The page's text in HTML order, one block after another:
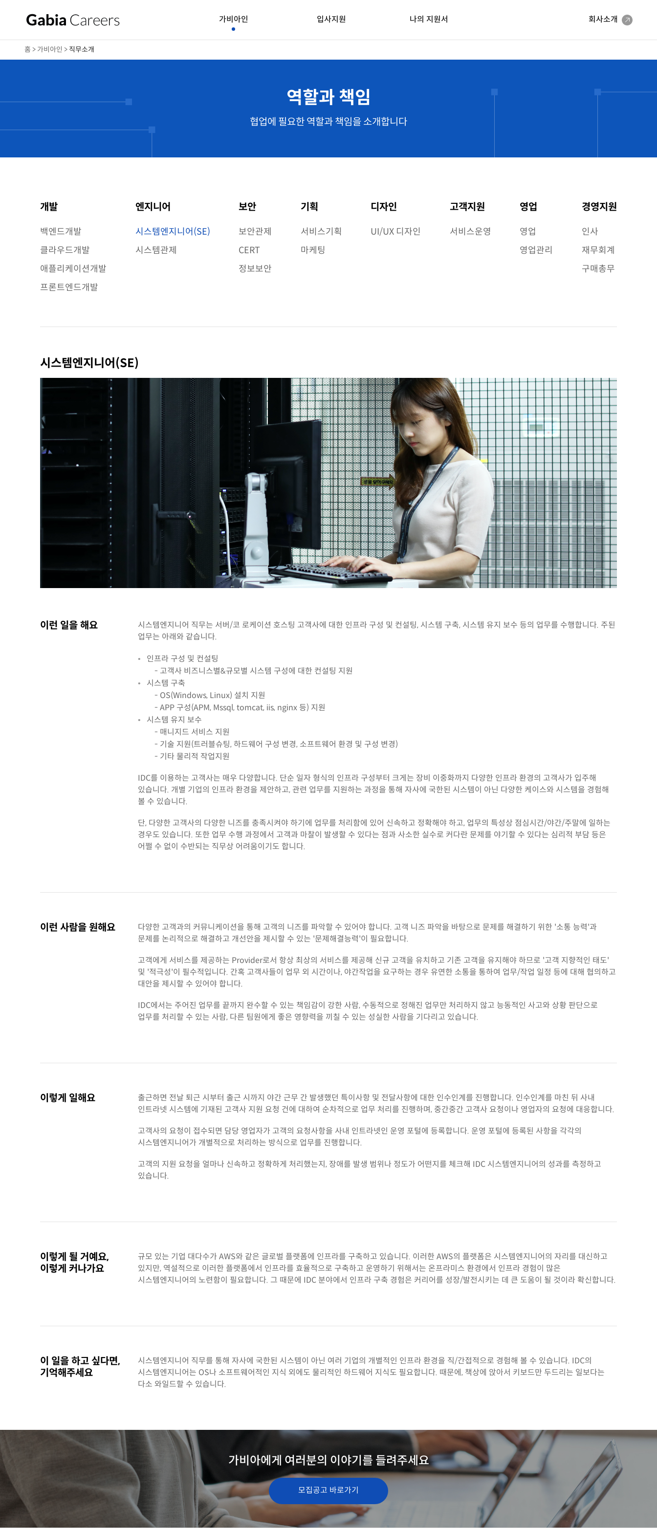
가비아인 입사지원 나의 지원서 회사소개
홈 > 가비아인 > 직무소개
역할과 책임
협업에 필요한 역할과 책임을 소개합니다
개발
백엔드개발
클라우드개발
애플리케이션개발
프론트엔드개발
엔지니어
시스템엔지니어(SE)
시스템관제
보안
보안관제
CERT
정보보안
기획
서비스기획
마케팅
디자인
UI/UX 디자인
고객지원
서비스운영
영업
영업
영업관리
경영지원
인사
재무회계
구매총무
시스템엔지니어(SE)
이런 일을 해요
시스템엔지니어 직무는 서버/코 로케이션 호스팅 고객사에 대한 인프라 구성 및 컨설팅, 시스템 구축, 시스템 유지 보수 등의 업무를 수행합니다. 주된
업무는 아래와 같습니다.
인프라 구성 및 컨설팅
- 고객사 비즈니스별&규모별 시스템 구성에 대한 컨설팅 지원
시스템 구축
- OS(Windows, Linux) 설치 지원
- APP 구성(APM, Mssql, tomcat, iis, nginx 등) 지원
시스템 유지 보수
- 매니지드 서비스 지원
- 기술 지원(트러블슈팅, 하드웨어 구성 변경, 소프트웨어 환경 및 구성 변경)
- 기타 물리적 작업지원
IDC를 이용하는 고객사는 매우 다양합니다. 단순 일자 형식의 인프라 구성부터 크게는 장비 이중화까지 다양한 인프라 환경의 고객사가 입주해
있습니다. 개별 기업의 인프라 환경을 제안하고, 관련 업무를 지원하는 과정을 통해 자사에 국한된 시스템이 아닌 다양한 케이스와 시스템을 경험해
볼 수 있습니다.
단, 다양한 고객사의 다양한 니즈를 충족시켜야 하기에 업무를 처리함에 있어 신속하고 정확해야 하고, 업무의 특성상 점심시간/야간/주말에 일하는
경우도 있습니다. 또한 업무 수행 과정에서 고객과 마찰이 발생할 수 있다는 점과 사소한 실수로 커다란 문제를 야기할 수 있다는 심리적 부담 등은
어쩔 수 없이 수반되는 직무상 어려움이기도 합니다.
이런 사람을 원해요
다양한 고객과의 커뮤니케이션을 통해 고객의 니즈를 파악할 수 있어야 합니다. 고객 니즈 파악을 바탕으로 문제를 해결하기 위한 '소통 능력'과
문제를 논리적으로 해결하고 개선안을 제시할 수 있는 '문제해결능력'이 필요합니다.
고객에게 서비스를 제공하는 Provider로서 항상 최상의 서비스를 제공해 신규 고객을 유치하고 기존 고객을 유지해야 하므로 '고객 지향적인 태도'
및 '적극성'이 필수적입니다. 간혹 고객사들이 업무 외 시간이나, 야간작업을 요구하는 경우 유연한 소통을 통하여 업무/작업 일정 등에 대해 협의하고
대안을 제시할 수 있어야 합니다.
IDC에서는 주어진 업무를 끝까지 완수할 수 있는 책임감이 강한 사람, 수동적으로 정해진 업무만 처리하지 않고 능동적인 사고와 상황 판단으로
업무를 처리할 수 있는 사람, 다른 팀원에게 좋은 영향력을 끼칠 수 있는 성실한 사람을 기다리고 있습니다.
이렇게 일해요
출근하면 전날 퇴근 시부터 출근 시까지 야간 근무 간 발생했던 특이사항 및 전달사항에 대한 인수인계를 진행합니다. 인수인계를 마친 뒤 사내
인트라넷 시스템에 기재된 고객사 지원 요청 건에 대하여 순차적으로 업무 처리를 진행하며, 중간중간 고객사 요청이나 영업자의 요청에 대응합니다.
고객사의 요청이 접수되면 담당 영업자가 고객의 요청사항을 사내 인트라넷인 운영 포털에 등록합니다. 운영 포털에 등록된 사항을 각각의
시스템엔지니어가 개별적으로 처리하는 방식으로 업무를 진행합니다.
고객의 지원 요청을 얼마나 신속하고 정확하게 처리했는지, 장애를 발생 범위나 정도가 어떤지를 체크해 IDC 시스템엔지니어의 성과를 측정하고
있습니다.
이렇게 될 거예요,
이렇게 커나가요
규모 있는 기업 대다수가 AWS와 같은 글로벌 플랫폼에 인프라를 구축하고 있습니다. 이러한 AWS의 플랫폼은 시스템엔지니어의 자리를 대신하고
있지만, 역설적으로 이러한 플랫폼에서 인프라를 효율적으로 구축하고 운영하기 위해서는 온프라미스 환경에서 인프라 경험이 많은
시스템엔지니어의 노련함이 필요합니다. 그 때문에 IDC 분야에서 인프라 구축 경험은 커리어를 성장/발전시키는 데 큰 도움이 될 것이라 확신합니다.
이 일을 하고 싶다면,
기억해주세요
시스템엔지니어 직무를 통해 자사에 국한된 시스템이 아닌 여러 기업의 개별적인 인프라 환경을 직/간접적으로 경험해 볼 수 있습니다. IDC의
시스템엔지니어는 OS나 소프트웨어적인 지식 외에도 물리적인 하드웨어 지식도 필요합니다. 때문에, 책상에 앉아서 키보드만 두드리는 일보다는
다소 와일드할 수 있습니다.
가비아에게 여러분의 이야기를 들려주세요
모집공고 바로가기